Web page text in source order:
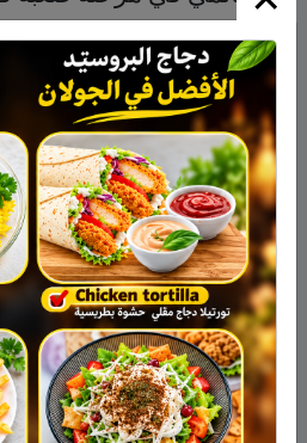
كما أبدى اوباما رغبته في
باول الذي يشغل عضوية
وتنتهي
الجاري.
وباول مسؤول رفيع
الخزانة الاميركية سابقاً
الرئيس جورج بوش الابن.